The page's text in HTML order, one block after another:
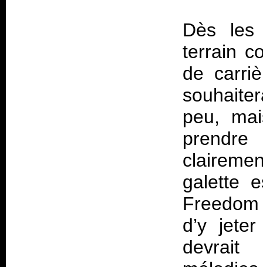
Dès les
terrain
de
peu,
galette
d’y
devrait